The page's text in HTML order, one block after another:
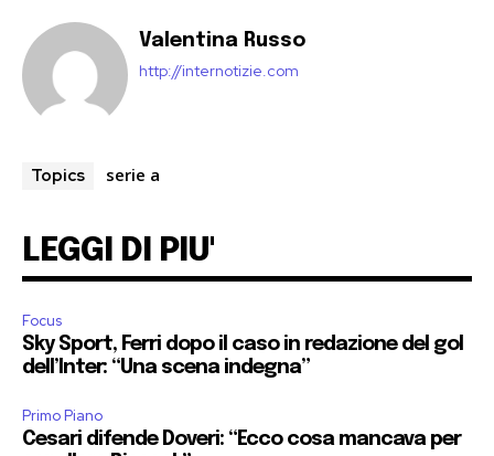
Valentina Russo
http://internotizie.com
Topics serie a
LEGGI DI PIU'
Focus
Sky Sport, Ferri dopo il caso in redazione del gol
dell’Inter: “Una scena indegna”
Primo Piano
Cesari difende Doveri: “Ecco cosa mancava per